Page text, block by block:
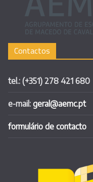
Contactos
tel.: (+351) 278 421 680
e-mail: geral@aemc.pt
formulário de contacto